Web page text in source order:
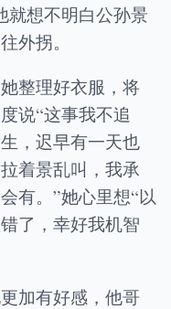
就想不明白公孙景
外拐。
整理好衣服，将
说“这事我不追
，迟早有一天也
着景乱叫，我承
有。”她心里想“以
了，幸好我机智
加有好感，他哥